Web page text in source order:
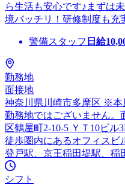
ら生活も安心です♪まずは
境バッチリ！研修制度も充
警備スタッフ 日給
勤務地
面接地
神奈川県川崎市多摩区 ※本
勤務地ではございません。
区鶴屋町2-10-5 ＹＴ10ビ
徒歩圏内にあるオフィスビ
登戸駅、京王稲田堤駅、稲
シフト